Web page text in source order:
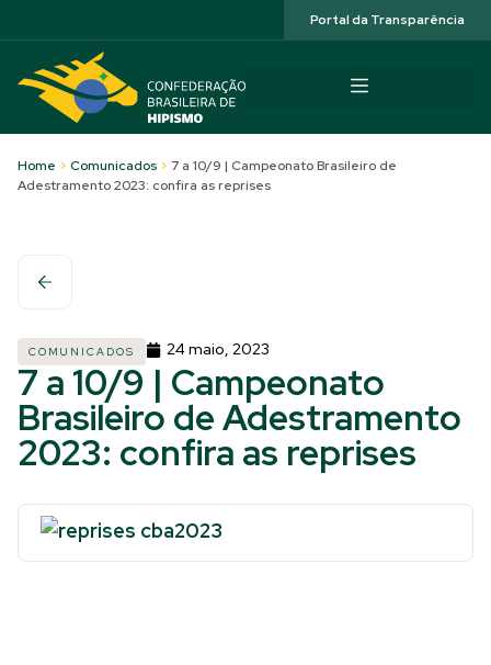
Portal da Transparência
Home > Comunicados > 7 a 10/9 | Campeonato Brasileiro de
Adestramento 2023: confira as reprises
COMUNICADOS 24 maio, 2023
7 a 10/9 | Campeonato
Brasileiro de Adestramento
2023: confira as reprises